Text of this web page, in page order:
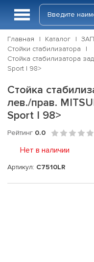
Главная Каталог
Стойки стабилизатора
Стойка стабилизатора
Sport I 98>
Стойка
лев./прав.
Sport I 98>
Рейтинг 0.0
Нет в наличии
Артикул: C7510LR